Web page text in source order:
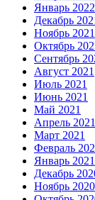
Январь 2022
Декабрь
Ноябрь 2021
Октябрь
Сентябрь
Август 2021
Июль 2021
Июнь 2021
Май 2021
Апрель 2021
Март 2021
Февраль
Январь 2021
Декабрь
Ноябрь 2020